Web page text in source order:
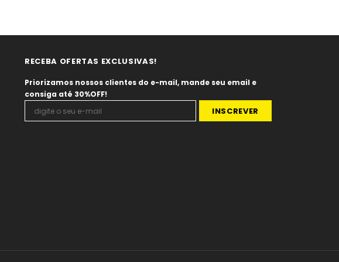
RECEBA OFERTAS EXCLUSIVAS!
Priorizamos nossos clientes do e-mail, mande seu email e
consiga até 30%OFF!